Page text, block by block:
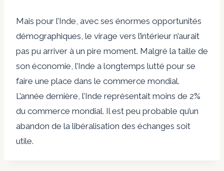
Mais pour l’Inde, avec ses énormes opportunités
démographiques, le virage vers l’intérieur n’aurait
pas pu arriver à un pire moment. Malgré la taille de
son économie, l’Inde a longtemps lutté pour se
faire une place dans le commerce mondial.
L’année dernière, l’Inde représentait moins de 2%
du commerce mondial. Il est peu probable qu’un
abandon de la libéralisation des échanges soit
utile.